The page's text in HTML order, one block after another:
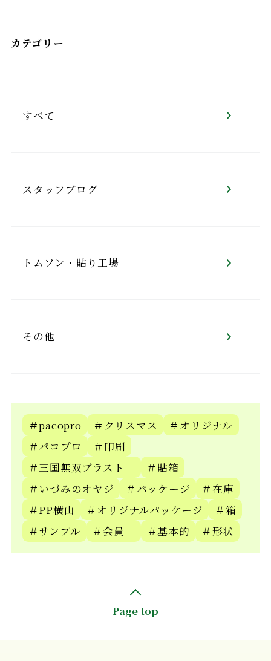
カテゴリー
すべて
スタッフブログ
トムソン・貼り工場
その他
＃pacopro ＃クリスマス
＃オリジナル
＃パコプロ
＃印刷
＃三国無双ブラスト
＃貼箱
＃いづみのオヤジ
＃パッケージ
＃在庫
＃PP横山
＃オリジナルパッケージ
＃箱
＃サンプル
＃会員 ＃基本的 ＃形状
Page top